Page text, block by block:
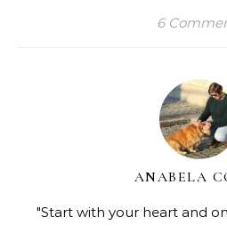
6
ANABELA
"Start with your heart and